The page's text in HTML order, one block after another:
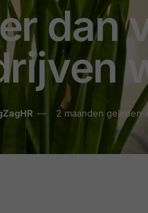
dan
2 maanden geleden